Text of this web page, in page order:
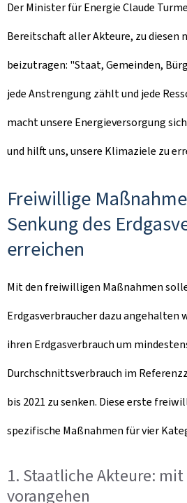
Der Minister für Energie Claude
Bereitschaft aller Akteure, zu diesen
beizutragen: "Staat, Gemeinden,
jede Anstrengung zählt und jede
macht unsere Energieversorgung
und hilft uns, unsere Klimaziele zu
Freiwillige
Senkung des
erreichen
Mit den freiwilligen Maßnahmen
Erdgasverbraucher dazu angehalten
ihren Erdgasverbrauch um
Durchschnittsverbrauch im
bis 2021 zu senken. Diese erste
spezifische Maßnahmen für vier
1. Staatliche Akteure:
vorangehen